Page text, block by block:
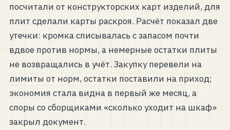
посчитали от конструкторских карт изделий, для
плит сделали карты раскроя. Расчёт показал две
утечки: кромка списывалась с запасом почти
вдвое против нормы, а немерные остатки плиты
не возвращались в учёт. Закупку перевели на
лимиты от норм, остатки поставили на приход;
экономия стала видна в первый же месяц, а
споры со сборщиками «сколько уходит на шкаф»
закрыл документ.